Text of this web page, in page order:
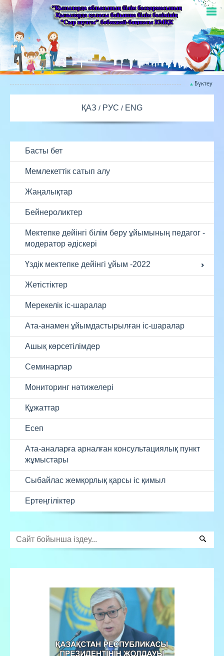
Бүктеу
ҚАЗ РУС ENG
Басты бет
Мемлекеттік сатып алу
Жаңалықтар
Бейнероликтер
Мектепке дейінгі білім беру ұйымының педагог -
модератор әдіскері
Үздік мектепке дейінгі ұйым -2022
Жетістіктер
Мерекелік іс-шаралар
Ата-анамен ұйымдастырылған іс-шаралар
Ашық көрсетілімдер
Семинарлар
Мониторинг нәтижелері
Құжаттар
Есеп
Ата-аналарға арналған консультациялық пункт
жұмыстары
Сыбайлас жемқорлық қарсы іс қимыл
Ертеңгіліктер